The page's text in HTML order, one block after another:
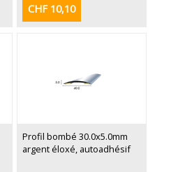
CHF 10,10
Profil bombé 30.0x5.0mm
argent éloxé, autoadhésif